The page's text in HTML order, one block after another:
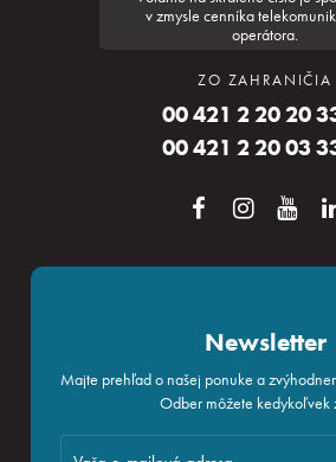
v zmysle cenníka
operátora.
ZO ZAHRANIČIA
00 421 2 20 20
00 421 2 20 03
Newsletter
Majte prehľad o našej ponuke a
Odber môžete kedykoľvek